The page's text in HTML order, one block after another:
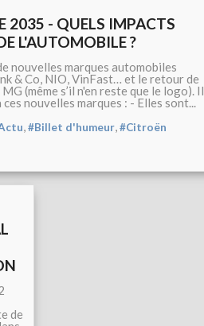
2035 - QUELS IMPACTS
L'AUTOMOBILE ?
nouvelles marques automobiles
& Co, NIO, VinFast… et le retour de
(même s’il n'en reste que le logo).
ces nouvelles marques : - Elles sont...
,#Billet d'humeur,#Citroën
de